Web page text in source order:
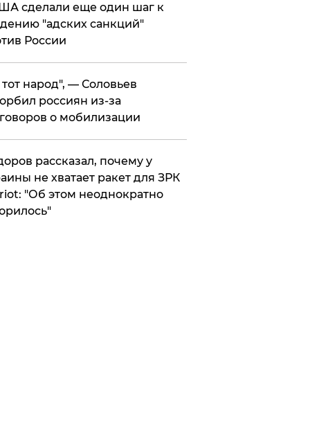
сделали еще один шаг к
"адских санкций"
России
народ", — Соловьев
россиян из-за
о мобилизации
рассказал, почему у
не хватает ракет для ЗРК
"Об этом неоднократно